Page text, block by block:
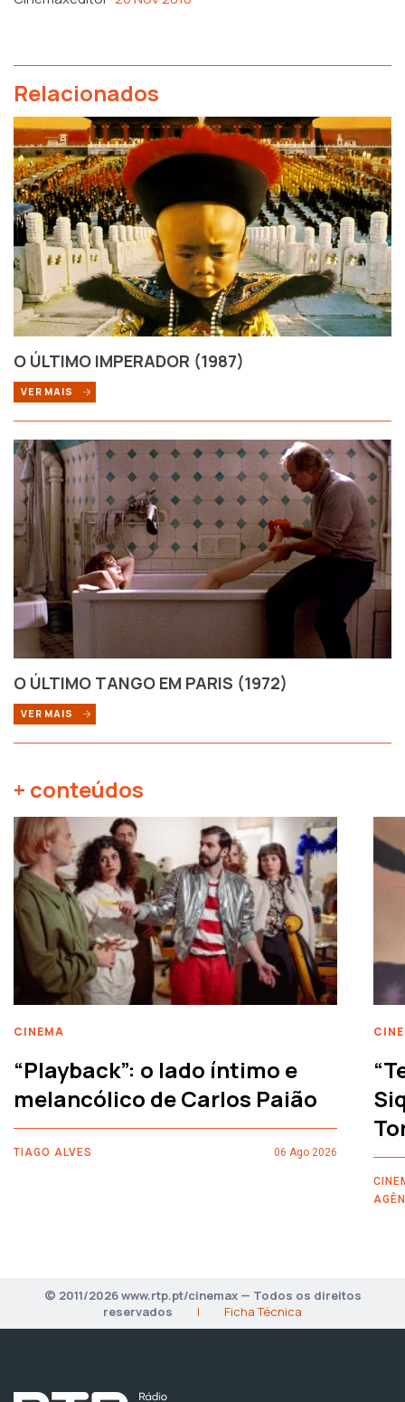
Relacionados
O ÚLTIMO IMPERADOR (1987)
VER MAIS
O ÚLTIMO TANGO EM PARIS (1972)
VER MAIS
+ conteúdos
CINEMA
“Playback”: o lado íntimo e
melancólico de Carlos Paião
TIAGO ALVES 06 Ago 2026
© 2011/2026 www.rtp.pt/cinemax — Todos os direitos
reservados
| Ficha Técnica